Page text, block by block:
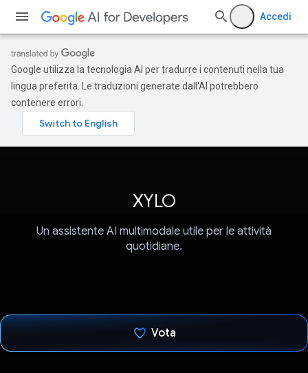
Accedi
Google utilizza la tecnologia AI per tradurre i contenuti nella tua
lingua preferita. Le traduzioni generate dall'AI potrebbero
contenere errori.
XYLO
Un assistente AI multimodale utile per le attività
quotidiane.
Vota